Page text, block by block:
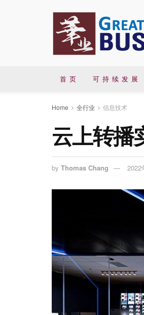
首 页 可 持 续 发 展
Home 全行业 信息技术
云上转播
by Thomas Chang 2022